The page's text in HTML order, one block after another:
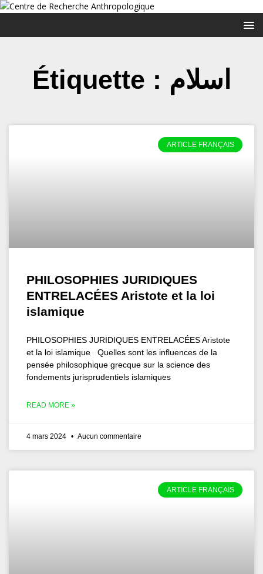
Étiquette : اسلام
ARTICLE FRANÇAIS
PHILOSOPHIES JURIDIQUES
ENTRELACÉES Aristote et la loi
islamique
PHILOSOPHIES JURIDIQUES ENTRELACÉES Aristote
et la loi islamique Quelles sont les influences de la
pensée philosophique grecque sur la science des
fondements jurisprudentiels islamiques
READ MORE »
4 mars 2024 Aucun commentaire
ARTICLE FRANÇAIS